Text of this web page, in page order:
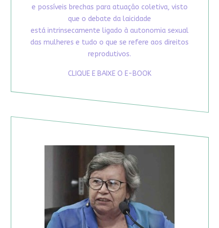
e possíveis brechas para atuação coletiva, visto
que o debate da laicidade
está intrinsecamente ligado à autonomia sexual
das mulheres e tudo o que se refere aos direitos
reprodutivos.
CLIQUE E BAIXE O E-BOOK